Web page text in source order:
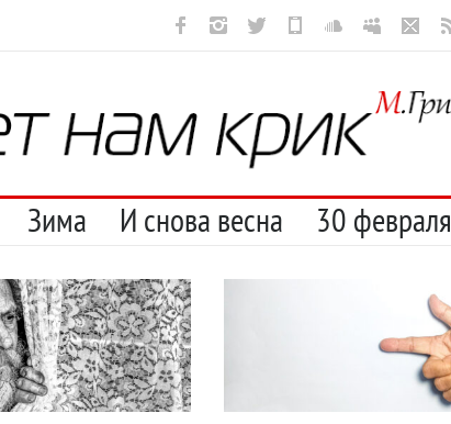
Отсюда
Зима И снова весна 30 февраля